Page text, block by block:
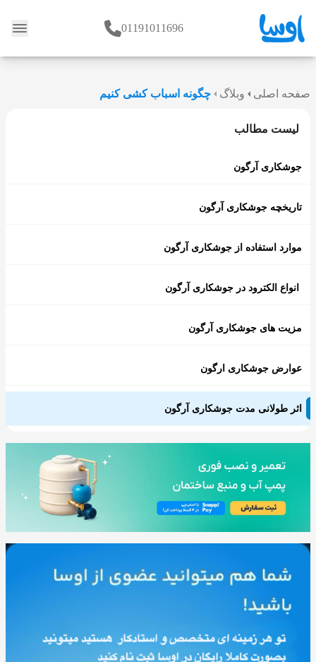
وبلاگ 01191011696
صفحه اصلی وبلاگ چگونه اسباب کشی کنیم
لیست مطالب
جوشکاری آرگون
تاریخچه جوشکاری آرگون
موارد استفاده از جوشکاری آرگون
انواع الکترود در جوشکاری آرگون
مزیت های جوشکاری آرگون
عوارض جوشکاری ارگون
اثر طولانی مدت جوشکاری آرگون